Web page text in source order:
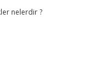
nelerdir ?